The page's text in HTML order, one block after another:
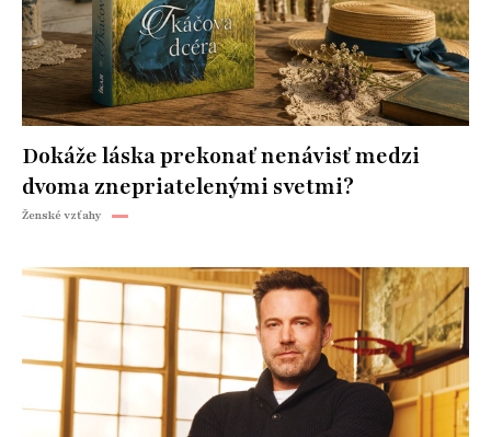
Dokáže láska prekonať nenávisť medzi
dvoma znepriatelenými svetmi?
Ženské vzťahy